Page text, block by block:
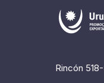
Rincón